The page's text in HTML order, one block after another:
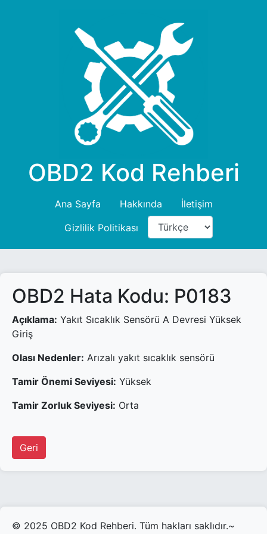
OBD2 Kod Rehberi
Ana Sayfa Hakkında
İletişim
Gizlilik Politikası
OBD2 Hata Kodu: P0183
Açıklama: Yakıt Sıcaklık Sensörü A Devresi Yüksek
Giriş
Olası Nedenler: Arızalı yakıt sıcaklık sensörü
Tamir Önemi Seviyesi: Yüksek
Tamir Zorluk Seviyesi: Orta
Geri
© 2025 OBD2 Kod Rehberi. Tüm hakları saklıdır.~